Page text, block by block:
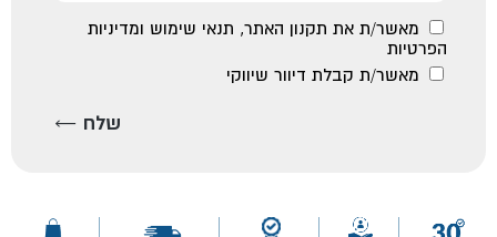
מאשר/ת את תקנון האתר, תנאי שימוש ומדיניות
הפרטיות
מאשר/ת קבלת דיוור שיווקי